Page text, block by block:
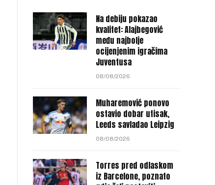
Na debiju pokazao
kvalitet: Alajbegović
među najbolje
ocijenjenim igračima
Juventusa
08/08/2026
Muharemović ponovo
ostavio dobar utisak,
Leeds savladao Leipzig
08/08/2026
Torres pred odlaskom
iz Barcelone, poznato